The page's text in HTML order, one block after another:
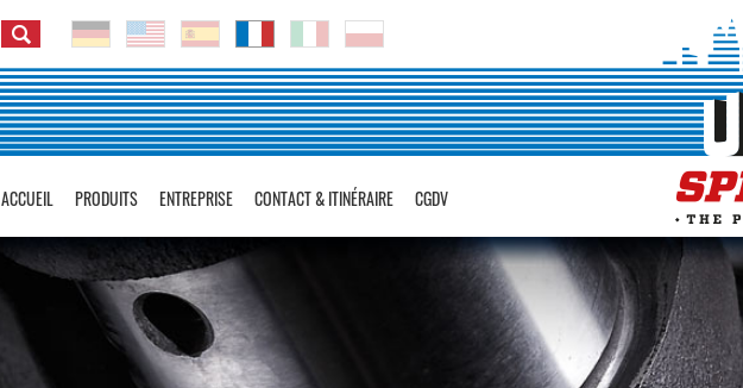
ACCUEIL PRODUITS ENTREPRISE CONTACT & ITINÉRAIRE CGDV